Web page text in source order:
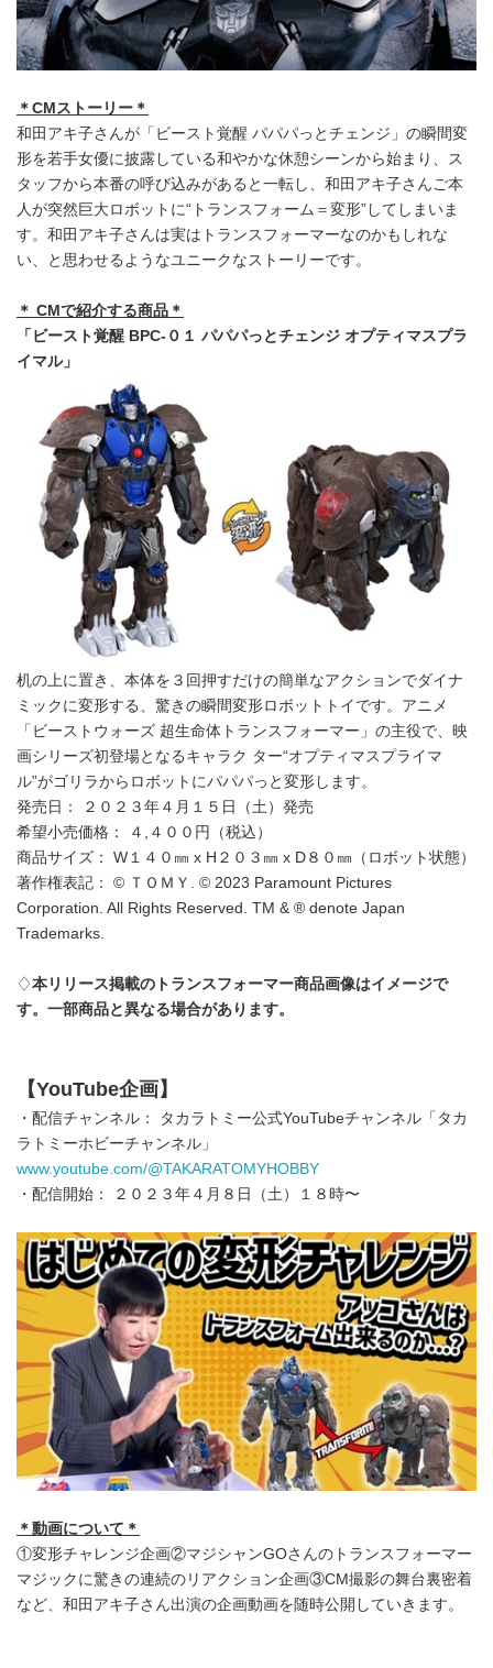
＊ CMストーリー＊
和田アキ子さんが「ビースト覚醒 パパパっとチェンジ」の瞬間変
形を若手女優に披露している和やかな休憩シーンから始まり、ス
タッフから本番の呼び込みがあると一転し、和田アキ子さんご本
人が突然巨大ロボットに“トランスフォーム＝変形”してしまいま
す。和田アキ子さんは実はトランスフォーマーなのかもしれな
い、と思わせるようなユニークなストーリーです。
＊ CMで紹介する商品＊
「ビースト覚醒 BPC- ０１ パパパっとチェンジ オプティマスプラ
イマル」
机の上に置き、本体を３回押すだけの簡単なアクションでダイナ
ミックに変形する、驚きの瞬間変形ロボットトイです。アニメ
「ビーストウォーズ 超生命体トランスフォーマー」の主役で、映
画シリーズ初登場となるキャラク ター“オプティマスプライマ
ル”がゴリラからロボットにパパパっと変形します。
発売日： ２０２３年４月１５日（土）発売
希望小売価格： ４,４００円（税込）
商品サイズ： W１４０㎜ x H２０３㎜ x D８０㎜（ロボット状態）
著作権表記： © ＴＯＭＹ. © 2023 Paramount Pictures
Corporation. All Rights Reserved. TM & ® denote Japan
Trademarks.
♢本リリース掲載のトランスフォーマー商品画像はイメージで
す。一部商品と異なる場合があります。
【YouTube企画】
・配信チャンネル： タカラトミー公式YouTubeチャンネル「タカ
ラトミーホビーチャンネル」
www.youtube.com/@TAKARATOMYHOBBY
・配信開始： ２０２３年４月８日（土）１８時〜
＊動画について＊
①変形チャレンジ企画②マジシャンGOさんのトランスフォーマー
マジックに驚きの連続のリアクション企画③CM撮影の舞台裏密着
など、和田アキ子さん出演の企画動画を随時公開していきます。